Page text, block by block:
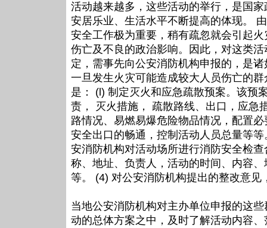
活动越来越多，这些活动的举行，是国
安居乐业、生活水平不断提高的体现。
安全工作极为重要，稍有疏忽就会引起
伤亡及不良的政治影响。因此，对这类
定，需事先向公安消防机构申报的，是
一旦发生火灾可能造成较大人员伤亡的
是： (l) 制定灭火和应急疏散预案。该预
责， 灭火措施， 疏散路线、出口，应急
路情况、易燃易爆危险物品情况，配置
安全出口的畅通，控制活动人员总量等
安消防机构对活动场所进行消防安全检
称、地址、负责人，活动的时间、内容
等。 (4) 对公安消防机构提出的整改意
当地公安消防机构对主办单位申报的这
动的总体方案之中，及时了解活动内容